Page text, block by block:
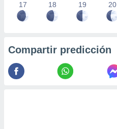
17 18 19 20
Compartir predicción